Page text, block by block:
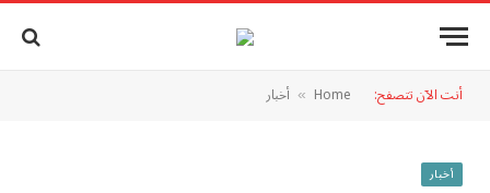
أنت الآن تتصفح: Home
» أخبار
أخبار